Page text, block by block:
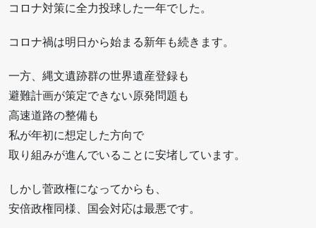
コロナ対策に全力投球した一年でした。
コロナ禍は明日から始まる新年も続きます。
一方、縄文遺跡群の世界遺産登録も
避難計画が策定できない原発問題も
高速道路の整備も
私が年初に想定した方向で
取り組みが進んでいることに安堵しています。
しかし菅政権になってからも、
安倍政権同様、国会対応は最悪です。